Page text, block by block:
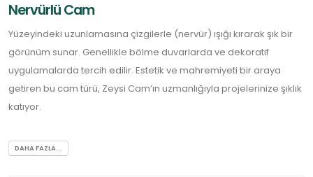
Nervürlü Cam
Yüzeyindeki uzunlamasına çizgilerle (nervür) ışığı kırarak şık bir
görünüm sunar. Genellikle bölme duvarlarda ve dekoratif
uygulamalarda tercih edilir. Estetik ve mahremiyeti bir araya
getiren bu cam türü, Zeysi Cam’ın uzmanlığıyla projelerinize şıklık
katıyor.
DAHA FAZLA...